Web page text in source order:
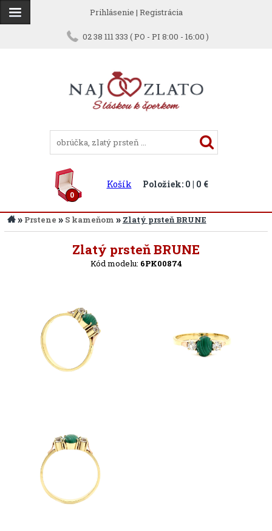
Prihlásenie | Registrácia
02 38 111 333 ( PO - PI 8:00 - 16:00 )
0
Košík Položiek: 0 | 0 €
» Prstene » S kameňom » Zlatý prsteň BRUNE
Zlatý prsteň BRUNE
Kód modelu: 6PK00874